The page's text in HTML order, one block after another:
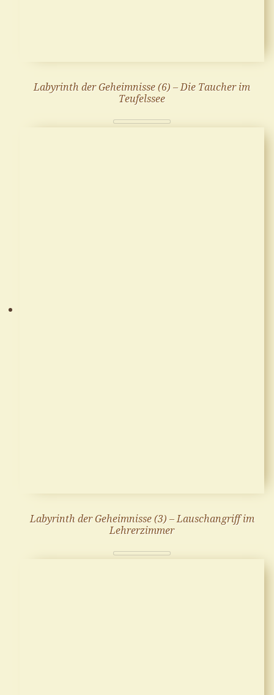
Labyrinth der Geheimnisse (6) – Die Taucher im
Teufelssee
Labyrinth der Geheimnisse (3) – Lauschangriff im
Lehrerzimmer